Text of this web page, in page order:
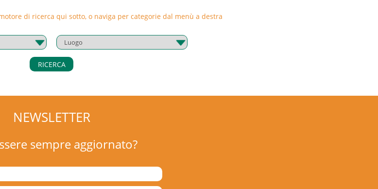
di ricerca qui sotto, o naviga per categorie dal menù a destra
RICERCA
NEWSLETTER
sempre aggiornato?